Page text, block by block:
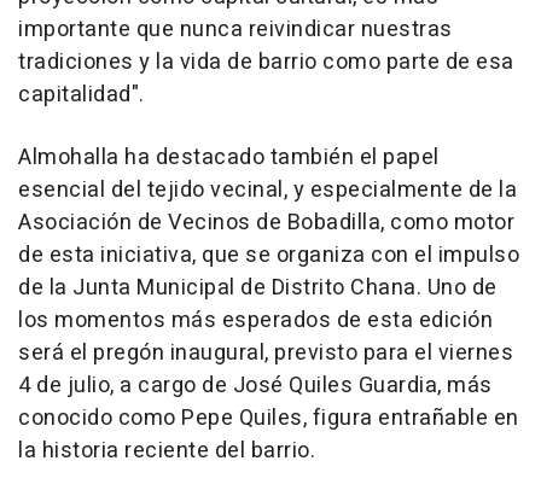
importante que nunca reivindicar nuestras
tradiciones y la vida de barrio como parte de esa
capitalidad".
Almohalla ha destacado también el papel
esencial del tejido vecinal, y especialmente de la
Asociación de Vecinos de Bobadilla, como motor
de esta iniciativa, que se organiza con el impulso
de la Junta Municipal de Distrito Chana. Uno de
los momentos más esperados de esta edición
será el pregón inaugural, previsto para el viernes
4 de julio, a cargo de José Quiles Guardia, más
conocido como Pepe Quiles, figura entrañable en
la historia reciente del barrio.